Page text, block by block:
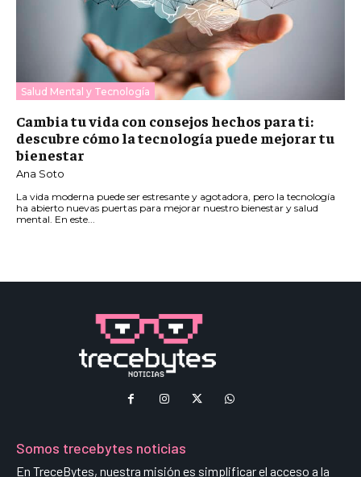
Salud Mental y Tecnología
Cambia tu vida con consejos hechos para ti:
descubre cómo la tecnología puede mejorar tu
bienestar
Ana Soto
La vida moderna puede ser estresante y agotadora, pero la tecnología
ha abierto nuevas puertas para mejorar nuestro bienestar y salud
mental. En este...
Somos trecebytes noticias
En TreceBytes, nuestra misión es simplificar el acceso a la